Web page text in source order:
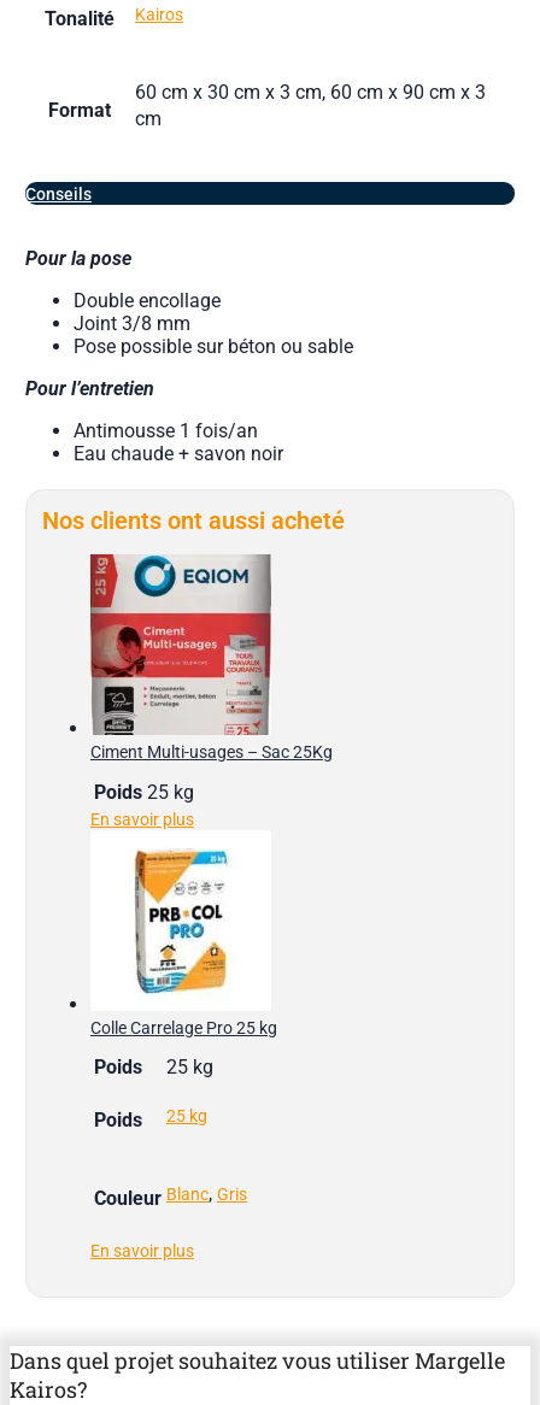
Tonalité Kairos
Format
60 cm x 30 cm x 3 cm, 60 cm x 90 cm x 3
cm
Conseils
Pour la pose
Double encollage
Joint 3/8 mm
Pose possible sur béton ou sable
Pour l’entretien
Antimousse 1 fois/an
Eau chaude + savon noir
Nos clients ont aussi acheté
Ciment Multi-usages – Sac 25Kg
Poids 25 kg
En savoir plus
Colle Carrelage Pro 25 kg
Poids 25 kg
Poids 25 kg
Couleur Blanc, Gris
En savoir plus
Dans quel projet souhaitez vous utiliser Margelle
Kairos?